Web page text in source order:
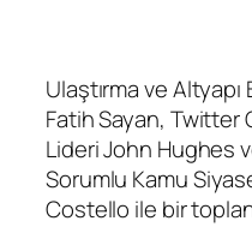
Ulaştırma ve Altyapı
Fatih Sayan, Twitter
Lideri John Hughes
Sorumlu Kamu
Costello ile bir